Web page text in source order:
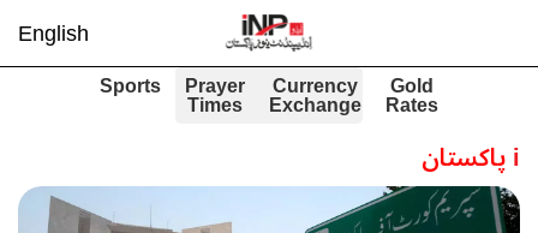
English
Gold
Rates
Currency
Exchange
Prayer
Times
Sports
iپاکستان